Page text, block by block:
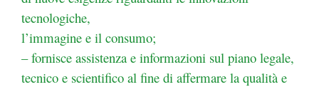
tecnologiche,
l’immagine e il consumo;
– fornisce assistenza e informazioni sul piano legale,
tecnico e scientifico al fine di affermare la qualità e